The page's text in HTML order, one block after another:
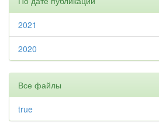
2021
2020
Все файлы
true